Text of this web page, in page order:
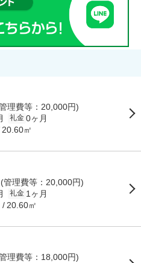
理費等：20,000円)
礼金 0ヶ月
20.60㎡
(管理費等：20,000円)
礼金 1ヶ月
20.60㎡
理費等：18,000円)